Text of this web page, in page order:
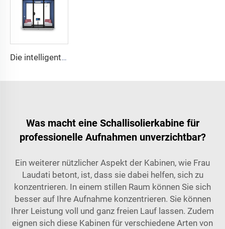
Die intelligente und schallgedämmte Nische für 6 Personen – Cyspace Y PRO Serie
Was macht eine Schallisolierkabine für
professionelle Aufnahmen unverzichtbar?
Ein weiterer nützlicher Aspekt der Kabinen, wie Frau
Laudati betont, ist, dass sie dabei helfen, sich zu
konzentrieren. In einem stillen Raum können Sie sich
besser auf Ihre Aufnahme konzentrieren. Sie können
Ihrer Leistung voll und ganz freien Lauf lassen. Zudem
eignen sich diese Kabinen für verschiedene Arten von